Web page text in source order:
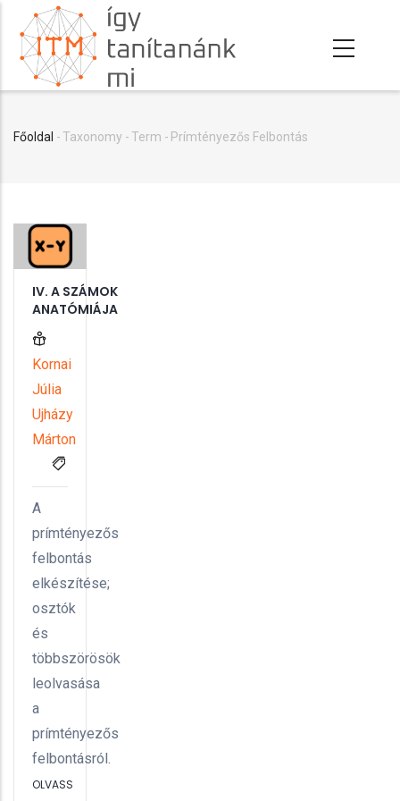
Ugrás
tartalomra
Morzsa
Főoldal -Taxonomy -Term - Prímtényezős Felbontás
IV. A SZÁMOK
ANATÓMIÁJA
Kornai
Júlia
Ujházy
Márton
A
prímtényezős
felbontás
elkészítése;
osztók
és
többszörösök
leolvasása
a
prímtényezős
felbontásról.
OLVASS